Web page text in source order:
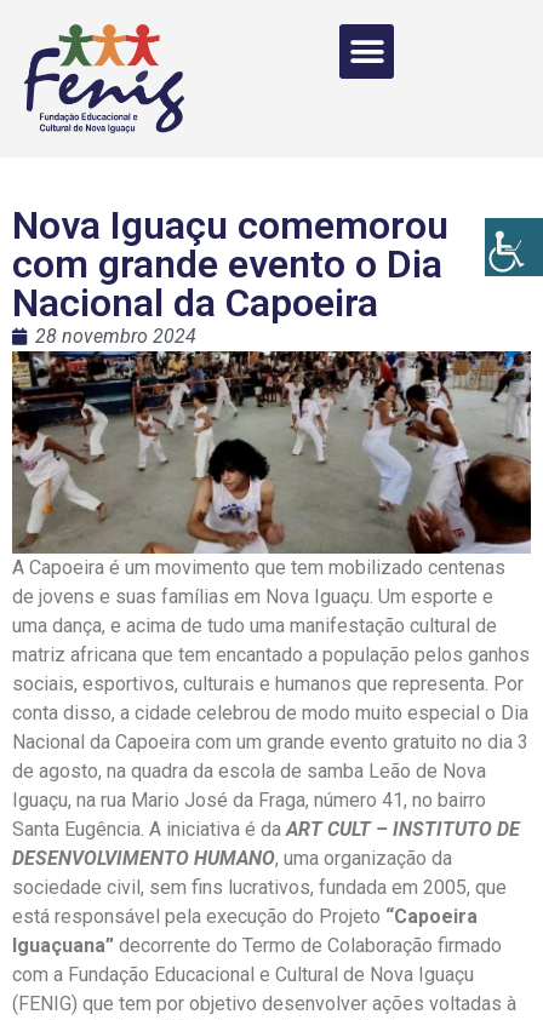
Nova Iguaçu comemorou
com grande evento o Dia
Nacional da Capoeira
28 novembro 2024
A Capoeira é um movimento que tem mobilizado centenas
de jovens e suas famílias em Nova Iguaçu. Um esporte e
uma dança, e acima de tudo uma manifestação cultural de
matriz africana que tem encantado a população pelos ganhos
sociais, esportivos, culturais e humanos que representa. Por
conta disso, a cidade celebrou de modo muito especial o Dia
Nacional da Capoeira com um grande evento gratuito no dia 3
de agosto, na quadra da escola de samba Leão de Nova
Iguaçu, na rua Mario José da Fraga, número 41, no bairro
Santa Eugência. A iniciativa é da ART CULT – INSTITUTO DE
DESENVOLVIMENTO HUMANO, uma organização da
sociedade civil, sem fins lucrativos, fundada em 2005, que
está responsável pela execução do Projeto “Capoeira
Iguaçuana” decorrente do Termo de Colaboração firmado
com a Fundação Educacional e Cultural de Nova Iguaçu
(FENIG) que tem por objetivo desenvolver ações voltadas à